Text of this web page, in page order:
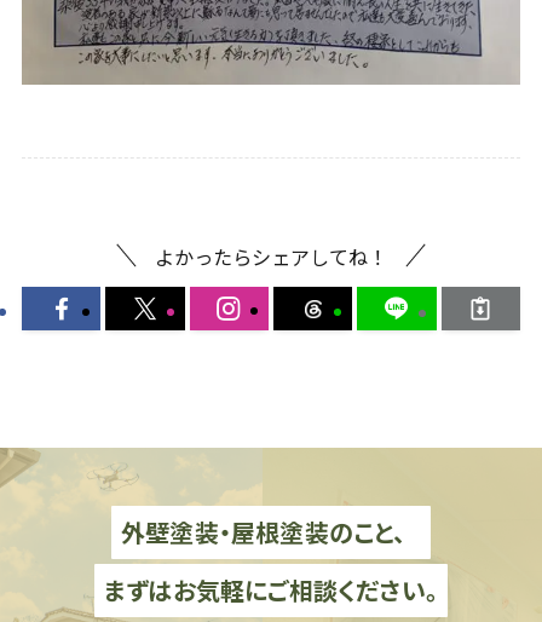
よかったらシェアしてね！
外壁塗装・屋根塗装のこと、
まずはお気軽にご相談ください。